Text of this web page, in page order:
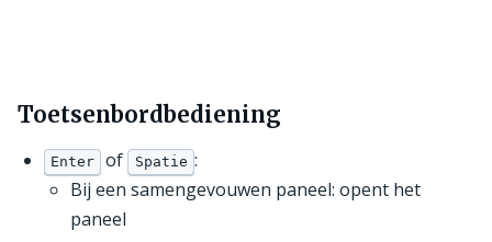
Toetsenbordbediening
Enter of Spatie :
Bij een samengevouwen paneel: opent het
paneel